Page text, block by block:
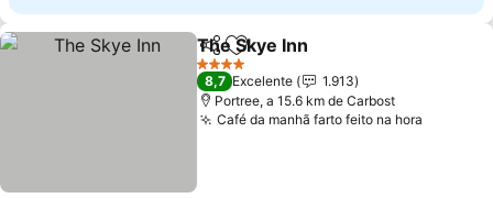
PartilharAdicionar aos favoritos
The Skye Inn
4 Estrelas
8,7 Excelente
1.913
Portree, a 15.6 km de Carbost
Café da manhã farto feito na hora